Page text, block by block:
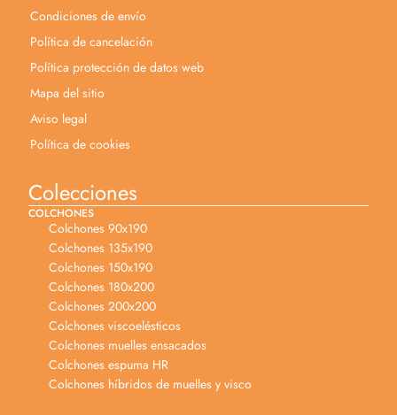
Condiciones de envío
Política de cancelación
Política protección de datos web
Mapa del sitio
Aviso legal
Política de cookies
Colecciones
COLCHONES
Colchones 90x190
Colchones 135x190
Colchones 150x190
Colchones 180x200
Colchones 200x200
Colchones viscoelésticos
Colchones muelles ensacados
Colchones espuma HR
Colchones híbridos de muelles y visco